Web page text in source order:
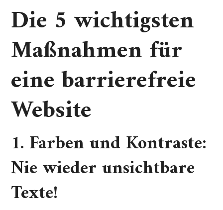
Die 5 wichtigsten
Maßnahmen für
eine barrierefreie
Website
1. Farben und Kontraste:
Nie wieder unsichtbare
Texte!